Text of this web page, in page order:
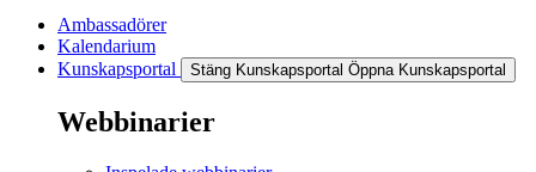
Ambassadörer
Kalendarium
Kunskapsportal
Stäng Kunskapsportal Öppna Kunskapsportal
Webbinarier